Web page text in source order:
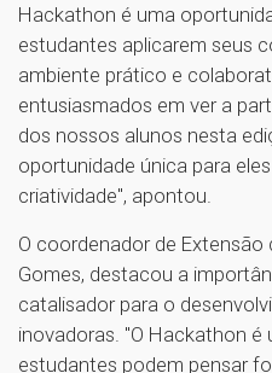
Hackathon é uma
estudantes aplicarem seus
ambiente prático e
entusiasmados em ver a
dos nossos alunos nesta
oportunidade única para
criatividade", apontou.
O coordenador de Extensão
Gomes, destacou a
catalisador para o
inovadoras. "O Hackathon é
estudantes podem pensar